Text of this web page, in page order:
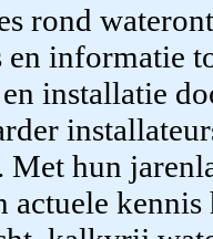
rond
en informatie
installatie
Met hun
actuele kennis